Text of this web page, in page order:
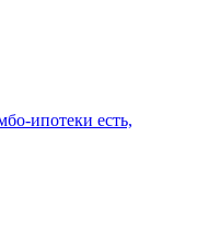
ипотеки есть,